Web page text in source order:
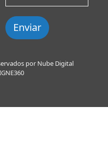
Enviar
por Nube Digital